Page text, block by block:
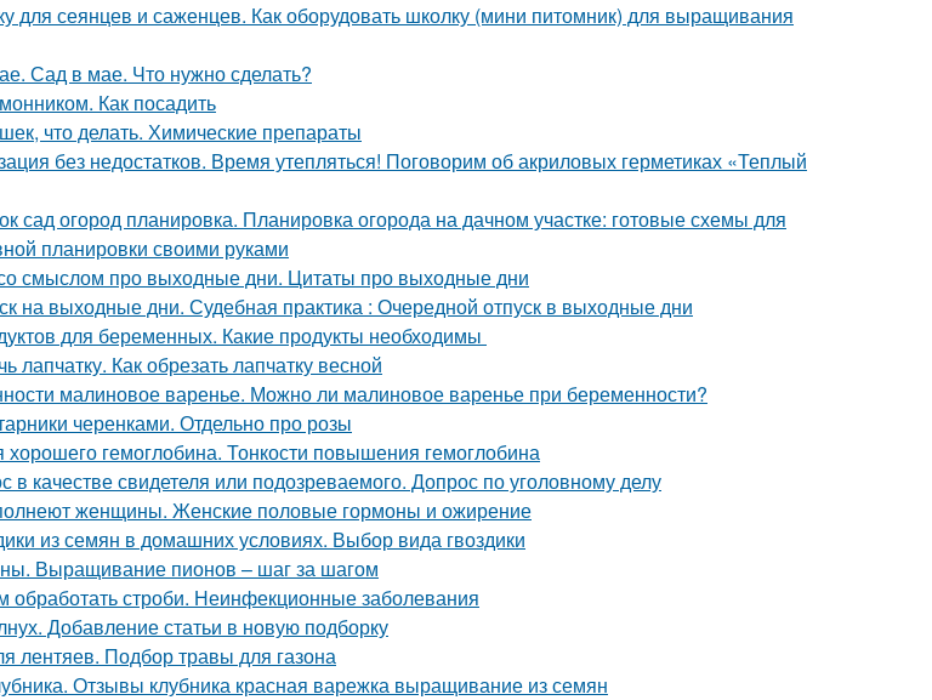
для сеянцев и саженцев. Как оборудовать школку (мини питомник) для выращивания
Сад в мае. Что нужно сделать?
Как посадить
что делать. Химические препараты
без недостатков. Время утепляться! Поговорим об акриловых герметиках «Теплый
сад огород планировка. Планировка огорода на дачном участке: готовые схемы для
планировки своими руками
смыслом про выходные дни. Цитаты про выходные дни
на выходные дни. Судебная практика : Очередной отпуск в выходные дни
для беременных. Какие продукты необходимы
лапчатку. Как обрезать лапчатку весной
малиновое варенье. Можно ли малиновое варенье при беременности?
черенками. Отдельно про розы
хорошего гемоглобина. Тонкости повышения гемоглобина
качестве свидетеля или подозреваемого. Допрос по уголовному делу
женщины. Женские половые гормоны и ожирение
из семян в домашних условиях. Выбор вида гвоздики
Выращивание пионов – шаг за шагом
обработать строби. Неинфекционные заболевания
Добавление статьи в новую подборку
лентяев. Подбор травы для газона
Отзывы клубника красная варежка выращивание из семян